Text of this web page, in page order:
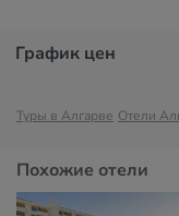
График цен
Туры в Алгарве Отели
Похожие отели